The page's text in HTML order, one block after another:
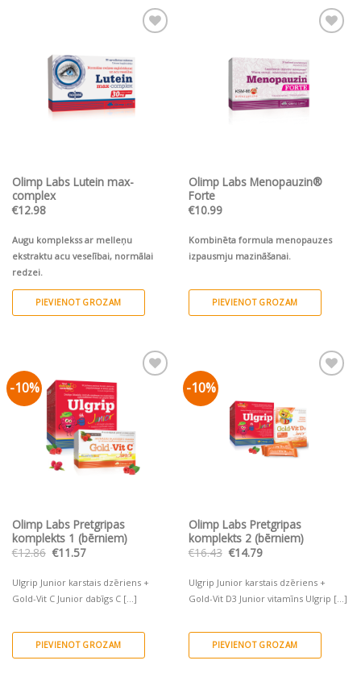
cukuru! Draudzīgs vegāniem un
bumbieru garša
cukuru! Draudzīgs vegāniem un
aveņu garša
Olimp Labs Lutein max-
complex
€12.98
Augu komplekss ar melleņu
ekstraktu acu veselībai, normālai
redzei.
PIEVIENOT GROZAM
Olimp Labs Menopauzin®
Forte
€10.99
Kombinēta formula menopauzes
izpausmju mazināšanai.
PIEVIENOT GROZAM
-10%
Pievienot vēlmju
sarakstam
Olimp Labs Pretgripas
komplekts 1 (bērniem)
€12.86 Original
price
€12.86.
€11.57Current
€11.57.
Ulgrip Junior karstais dzēriens +
Gold-Vit C Junior dabīgs C [...]
PIEVIENOT GROZAM
-10%
Olimp Labs Pretgripas
komplekts 2 (bērniem)
€16.43 Original
price
€16.43.
€14.79Current
€14.79.
Ulgrip Junior karstais dzēriens +
Gold-Vit D3 Junior vitamīns Ulgrip [...]
PIEVIENOT GROZAM